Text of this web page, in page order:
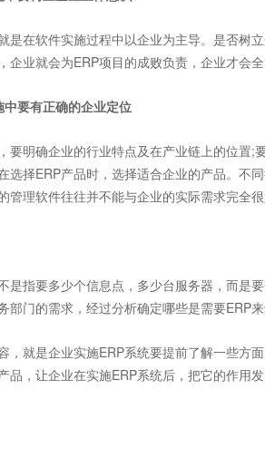
在软件实施过程中以企业为主导。是否树立
企业就会为ERP项目的成败负责，企业才会全
要有正确的企业定位
明确企业的行业特点及在产业链上的位置;
选择ERP产品时，选择适合企业的产品。不
管理软件往往并不能与企业的实际需求完全很
指要多少个信息点，多少台服务器，而是
部门的需求，经过分析确定哪些是需要ERP来
就是企业实施ERP系统要提前了解一些方
品，让企业在实施ERP系统后，把它的作用